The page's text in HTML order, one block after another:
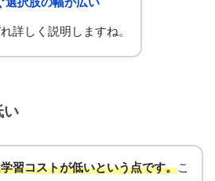
詳しく説明しますね。
い
習コストが低いという点です。こ